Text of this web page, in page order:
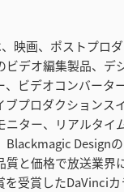
映画、ポストプロ
ビデオ編集製品、デ
、ビデオコンバータ
ブプロダクションス
ニター、リアルタイ
Blackmagic Design
質と価格で放送業界
受賞したDaVinci